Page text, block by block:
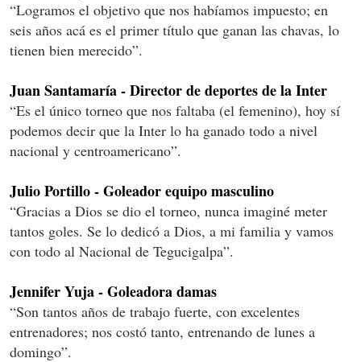
“Logramos el objetivo que nos habíamos impuesto; en
seis años acá es el primer título que ganan las chavas, lo
tienen bien merecido”.
Juan Santamaría - Director de deportes de la Inter
“Es el único torneo que nos faltaba (el femenino), hoy sí
podemos decir que la Inter lo ha ganado todo a nivel
nacional y centroamericano”.
Julio Portillo - Goleador equipo masculino
“Gracias a Dios se dio el torneo, nunca imaginé meter
tantos goles. Se lo dedicó a Dios, a mi familia y vamos
con todo al Nacional de Tegucigalpa”.
Jennifer Yuja - Goleadora damas
“Son tantos años de trabajo fuerte, con excelentes
entrenadores; nos costó tanto, entrenando de lunes a
domingo”.